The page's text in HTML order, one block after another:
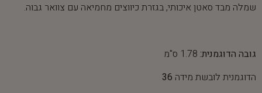
שמלה מבד סאטן איכותי, בגזרת כיווצים מחמיאה עם צוואר גבוה.
גובה הדוגמנית: 1.78 ס"מ
הדוגמנית לובשת מידה 36